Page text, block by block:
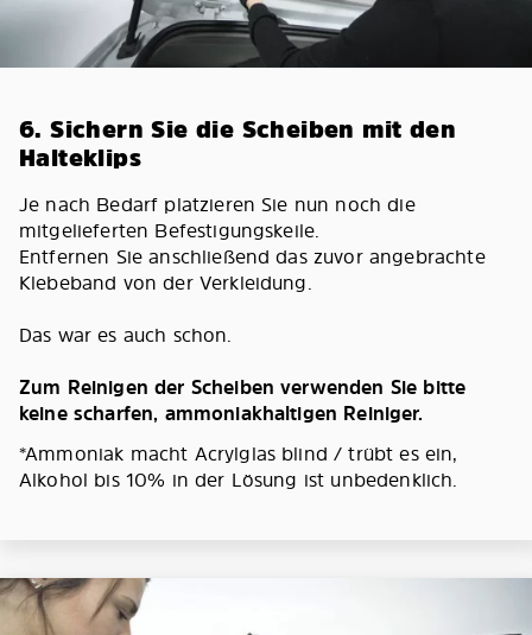
6. Sichern Sie die Scheiben mit den
Halteklips
Je nach Bedarf platzieren Sie nun noch die
mitgelieferten Befestigungskeile.
Entfernen Sie anschließend das zuvor angebrachte
Klebeband von der Verkleidung.
Das war es auch schon.
Zum Reinigen der Scheiben verwenden Sie bitte
keine scharfen, ammoniakhaltigen Reiniger.
*Ammoniak macht Acrylglas blind / trübt es ein,
Alkohol bis 10% in der Lösung ist unbedenklich.